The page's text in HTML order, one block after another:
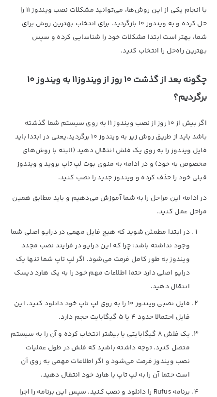
با انجام یکی از این روش‌ها، می‌توانید مشکلات نصب ویندوز 11 را
حل کرده و به ویندوز 10 بازگردید. برای انتخاب بهترین روش برای
شما، بهتر است ابتدا مشکلات خود را شناسایی کرده و سپس
بهترین راه‌حل را انتخاب کنید.
چگونه بعد از گذشت 10 روز از ویندوز11 به ویندوز 10
برگردیم؟
اگر بیش از 10 روز از نصب ویندوز 11 به روی سیستم شما گذشته
باشد باید از طریق روش زیر به ویندوز 10 برگردید.یعنی در ابتدا باید
فایل ویندوز را به روی یک فلش انتقال دهید (البته با روش‌های
مخصوص به خود) و در ادامه به منوی بوت لپ تاپ بروید و ویندوز
قبلی خود را حذف کرده و ویندوز جدید را نصب کنید.
در ادامه این مراحل را به شما آموزش می‌دهیم و باید مطابق همین
مراحل عمل کنید.
در ابتدا مطمئن شوید که هیچ فایل مهمی در درایو اصلی شما
وجود نداشته باشد؛ چرا که این درایو در فرایند نصب مجدد
ویندوز به طور کامل فرمت می‌شود. اگر لپ تاپ شما تنها یک
درایو اصلی دارد حتما اطلاعات مهم خود را به یک هارد دیسک
انتقال دهید.
فایل نصبی ویندوز ۱۰ را به روی لپ تاپ خود دانلود کنید. این
فایل احتمالا حدود ۴ یا ۵ گیگابایت حجم دارد.
یک فلش ۸ گیگابایتی یا بیشتر انتخاب کرده و آن را به سیستم
متصل کنید. توجه داشته باشید که فلش در طول عملیات
نصب ویندوز فرمت می‌شود و اگر اطلاعات مهمی به روی آن
است حتما آن را به لپ تاپ یا هارد خود انتقال دهید.
برنامه Rufus‌ را دانلود و نصب کنید. سپس این برنامه را اجرا